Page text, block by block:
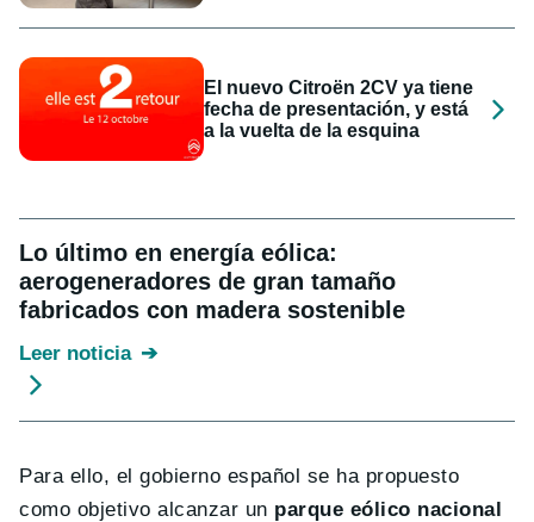
El nuevo Citroën 2CV ya tiene
fecha de presentación, y está
a la vuelta de la esquina
Lo último en energía eólica:
aerogeneradores de gran tamaño
fabricados con madera sostenible
Leer noticia
Para ello, el gobierno español se ha propuesto
como objetivo alcanzar un parque eólico nacional